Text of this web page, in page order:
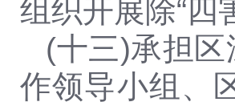
组织开展除“四
(十三)承担
作领导小组、